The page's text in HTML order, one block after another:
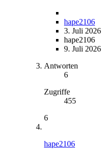
hape2106
3. Juli 2026
hape2106
9. Juli 2026
Antworten
6
Zugriffe
455
6
hape2106